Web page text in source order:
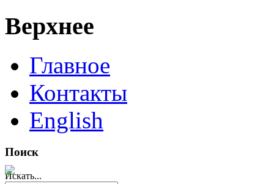
Верхнее
Главное
Контакты
English
Поиск
Искать...